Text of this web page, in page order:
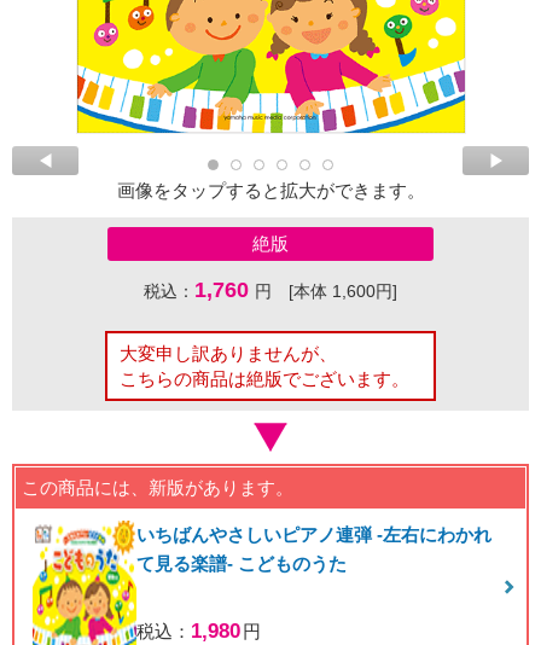
画像をタップすると拡大ができます。
絶版
税込： 1,760 円 [本体 1,600円]
大変申し訳ありませんが、
こちらの商品は絶版でございます。
この商品には、新版があります。
いちばんやさしいピアノ連弾 -左右にわかれ
て見る楽譜- こどものうた
税込： 1,980円